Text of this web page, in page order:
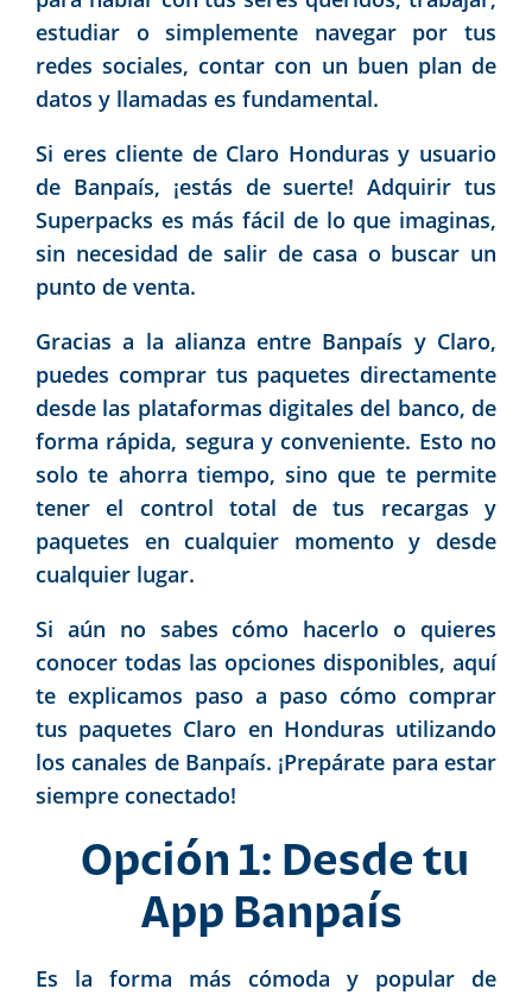
estudiar o simplemente navegar por tus
redes sociales, contar con un buen plan de
datos y llamadas es fundamental.
Si eres cliente de Claro Honduras y usuario
de Banpaís, ¡estás de suerte! Adquirir tus
Superpacks es más fácil de lo que imaginas,
sin necesidad de salir de casa o buscar un
punto de venta.
Gracias a la alianza entre Banpaís y Claro,
puedes comprar tus paquetes directamente
desde las plataformas digitales del banco, de
forma rápida, segura y conveniente. Esto no
solo te ahorra tiempo, sino que te permite
tener el control total de tus recargas y
paquetes en cualquier momento y desde
cualquier lugar.
Si aún no sabes cómo hacerlo o quieres
conocer todas las opciones disponibles, aquí
te explicamos paso a paso cómo comprar
tus paquetes Claro en Honduras utilizando
los canales de Banpaís. ¡Prepárate para estar
siempre conectado!
Opción 1: Desde tu
App Banpaís
Es la forma más cómoda y popular de